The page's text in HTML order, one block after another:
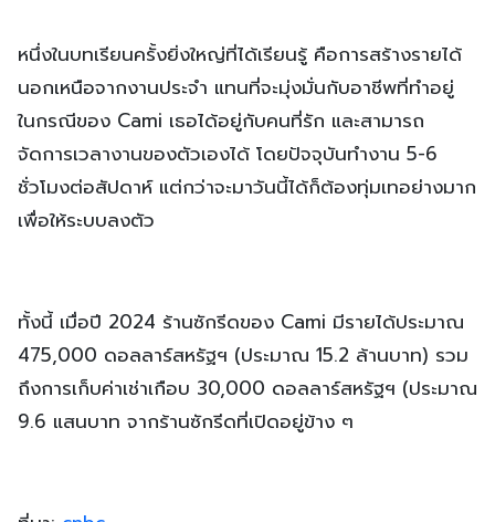
หนึ่งในบทเรียนครั้งยิ่งใหญ่ที่ได้เรียนรู้ คือการสร้างรายได้
นอกเหนือจากงานประจำ แทนที่จะมุ่งมั่นกับอาชีพที่ทำอยู่
ในกรณีของ Cami เธอได้อยู่กับคนที่รัก และสามารถ
จัดการเวลางานของตัวเองได้ โดยปัจจุบันทำงาน 5-6
ชั่วโมงต่อสัปดาห์ แต่กว่าจะมาวันนี้ได้ก็ต้องทุ่มเทอย่างมาก
เพื่อให้ระบบลงตัว
ทั้งนี้ เมื่อปี 2024 ร้านซักรีดของ Cami มีรายได้ประมาณ
475,000 ดอลลาร์สหรัฐฯ (ประมาณ 15.2 ล้านบาท) รวม
ถึงการเก็บค่าเช่าเกือบ 30,000 ดอลลาร์สหรัฐฯ (ประมาณ
9.6 แสนบาท จากร้านซักรีดที่เปิดอยู่ข้าง ๆ